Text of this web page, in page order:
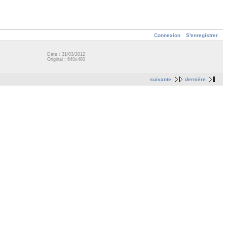
Connexion S'enregistrer
Date : 31/03/2012
Original : 640x480
suivante dernière